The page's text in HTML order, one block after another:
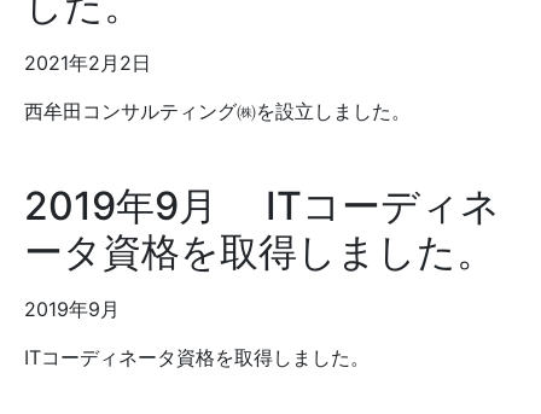
2021年2月2日
西牟田コンサルティング㈱を設立しました。
2019年9月 ITコーディネ
ータ資格を取得しました。
2019年9月
ITコーディネータ資格を取得しました。